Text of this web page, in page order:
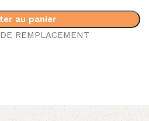
au panier
REMPLACEMENT